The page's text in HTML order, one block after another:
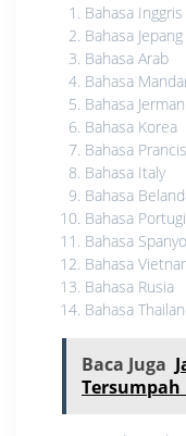
Bahasa Inggris
Bahasa Jepang
Bahasa Arab
Bahasa
Bahasa Jerman
Bahasa Korea
Bahasa Prancis
Bahasa Italy
Bahasa
Bahasa
Bahasa
Bahasa
Bahasa Rusia
Bahasa
Baca Juga